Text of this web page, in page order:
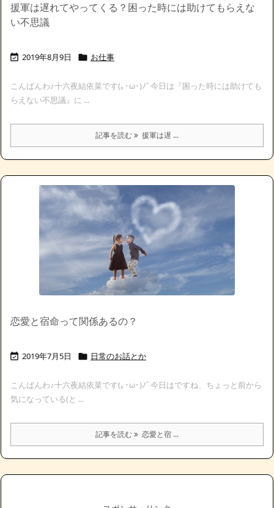
援軍は遅れてやってくる？困った時には助けてもらえな
い不思議
 2019年8月9日  お仕事
こんばんわ♪十六夜結依菜です(｡･ω･)ﾉﾞ今日は『困った時には助けても
らえない不思議』に ...
記事を読む 援軍は遅 ...
恋愛と宿命って関係あるの？
 2019年7月5日  日常のお話とか
こんばんわ♪十六夜結依菜です(｡･ω･)ﾉﾞ今日はですね、ちょっと前から
気になっている(と ...
記事を読む 恋愛と宿 ...